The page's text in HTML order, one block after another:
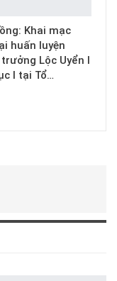
Khai mạc
huấn luyện
Lộc Uyển I
I tại Tổ…